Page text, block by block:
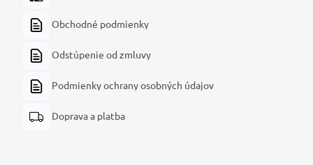
Obchodné podmienky
Odstúpenie od zmluvy
Podmienky ochrany osobných údajov
Doprava a platba